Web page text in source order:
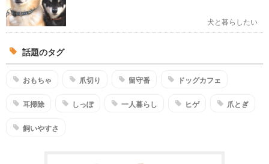
犬と暮らしたい
話題のタグ
おもちゃ 爪切り 留守番 ドッグカフェ
耳掃除 しっぽ 一人暮らし ヒゲ 爪とぎ
飼いやすさ